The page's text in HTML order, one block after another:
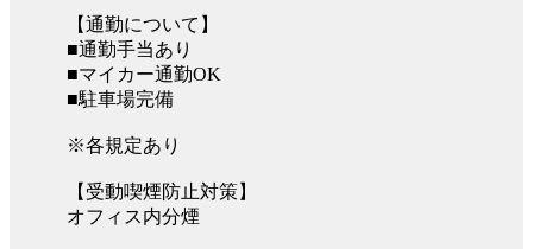
【通勤について】
■通勤手当あり
■マイカー通勤OK
■駐車場完備
※各規定あり
【受動喫煙防止対策】
オフィス内分煙